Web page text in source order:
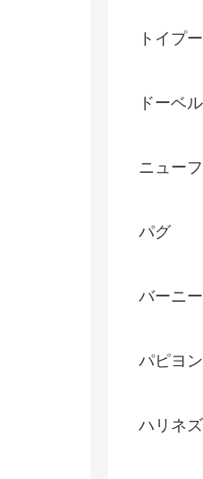
トイプ
ドーベ
ニュー
パグ
バーニ
パピヨン
ハリネズ